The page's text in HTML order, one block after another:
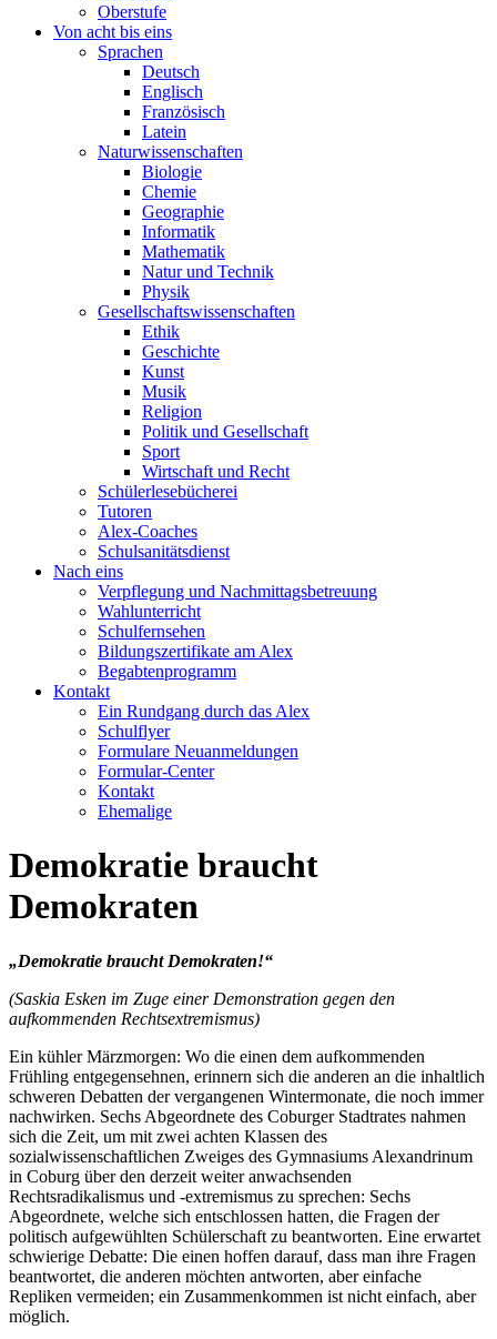
Oberstufe
Von acht bis eins
Sprachen
Deutsch
Englisch
Französisch
Latein
Naturwissenschaften
Biologie
Chemie
Geographie
Informatik
Mathematik
Natur und Technik
Physik
Gesellschaftswissenschaften
Ethik
Geschichte
Kunst
Musik
Religion
Politik und Gesellschaft
Sport
Wirtschaft und Recht
Schülerlesebücherei
Tutoren
Alex-Coaches
Schulsanitätsdienst
Nach eins
Verpflegung und Nachmittagsbetreuung
Wahlunterricht
Schulfernsehen
Bildungszertifikate am Alex
Begabtenprogramm
Kontakt
Ein Rundgang durch das Alex
Schulflyer
Formulare Neuanmeldungen
Formular-Center
Kontakt
Ehemalige
Demokratie braucht
Demokraten
„Demokratie braucht Demokraten!“
(Saskia Esken im Zuge einer Demonstration gegen den
aufkommenden Rechtsextremismus)
Ein kühler Märzmorgen: Wo die einen dem aufkommenden
Frühling entgegensehnen, erinnern sich die anderen an die inhaltlich
schweren Debatten der vergangenen Wintermonate, die noch immer
nachwirken. Sechs Abgeordnete des Coburger Stadtrates nahmen
sich die Zeit, um mit zwei achten Klassen des
sozialwissenschaftlichen Zweiges des Gymnasiums Alexandrinum
in Coburg über den derzeit weiter anwachsenden
Rechtsradikalismus und -extremismus zu sprechen: Sechs
Abgeordnete, welche sich entschlossen hatten, die Fragen der
politisch aufgewühlten Schülerschaft zu beantworten. Eine erwartet
schwierige Debatte: Die einen hoffen darauf, dass man ihre Fragen
beantwortet, die anderen möchten antworten, aber einfache
Repliken vermeiden; ein Zusammenkommen ist nicht einfach, aber
möglich.